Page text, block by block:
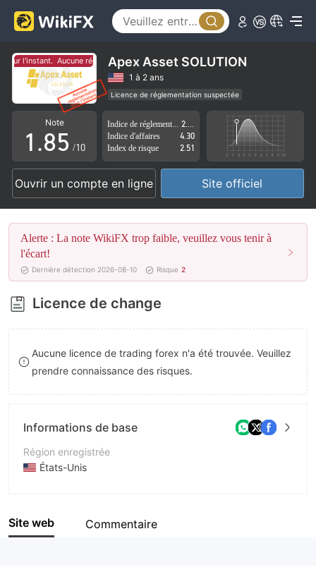
l'instant. Aucune réglementation pour l'instant.
Apex Asset SOLUTION
1 à 2 ans
Licence de réglementation suspectée
Région d'affaires suspectée
Risque élevé potentiel
Note
0
1
2
3
4
5
6
7
8
9
.
4
5
6
7
8
9
1
2
3
4
5
6
7
8
/10
Indice d'affaires
4.30
Index de risque
2.51
Ouvrir un compte en ligne Site officiel
Alerte : La note WikiFX trop faible, veuillez vous tenir à
l'écart!
Dernière détection 2026-08-10 Risque 2
Licence de change
Aucune licence de trading forex n'a été trouvée. Veuillez
prendre connaissance des risques.
Informations de base
Région enregistrée
États-Unis
Société
Site web Commentaire